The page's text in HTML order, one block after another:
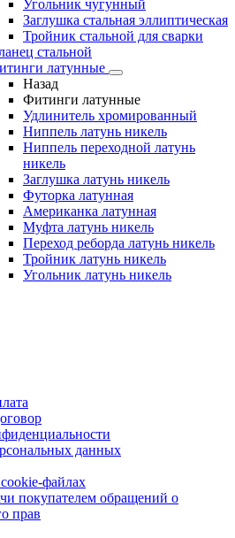
Угольник чугунный
Заглушка стальная эллиптическая
Тройник стальной для сварки
стальной
латунные
Назад
Фитинги латунные
Удлинитель хромированный
Ниппель латунь никель
Ниппель переходной латунь
никель
Заглушка латунь никель
Футорка латунная
Американка латунная
Муфта латунь никель
Переход реборда латунь никель
Тройник латунь никель
Угольник латунь никель
данных
файлах
покупателем обращений о
прав